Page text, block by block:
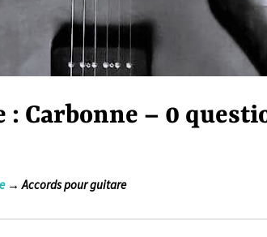
Carbonne – 0
→ Accords pour guitare